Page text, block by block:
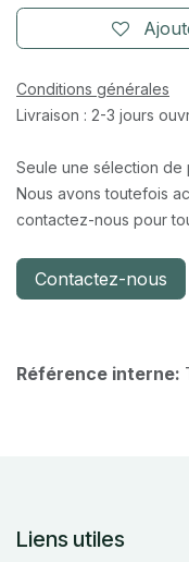
Conditions générales
Livraison : 2-3 jours
Seule une sélection de
Nous avons toutefois
contactez-nous pour
Contactez-nous
Référence interne:
Liens utiles